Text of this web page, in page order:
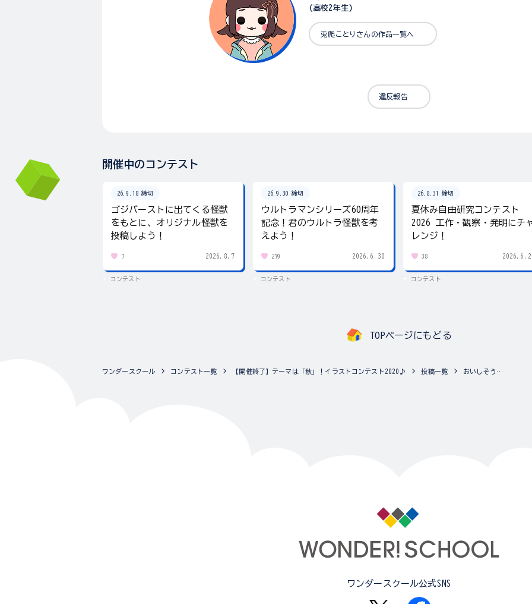
(高校2年生)
兎爬ことりさんの作品一覧へ
違反報告
開催中のコンテスト
26.9.18 締切
ゴジバーストに出てくる怪獣
をもとに、オリジナル怪獣を
投稿しよう！
7 2026.8.7
コンテスト
26.9.30 締切
ウルトラマンシリーズ60周年
記念！君のウルトラ怪獣を考
えよう！
279 2026.6.30
コンテスト
26.8.31 締切
夏休み自由研究コンテスト
2026 工作・観察・発明にチ
レンジ！
38
コンテスト
TOPページにもどる
ワンダースクール コンテスト一覧 【開催終了】テーマは「秋」！イラストコンテスト2020♪ 投稿一覧 おいしそう…
ワンダースクール公式SNS